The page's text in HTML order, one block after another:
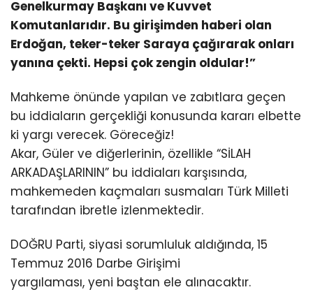
Genelkurmay Başkanı ve Kuvvet
Komutanlarıdır. Bu girişimden haberi olan
Erdoğan, teker-teker Saraya çağırarak onları
yanına çekti. Hepsi çok zengin oldular!”
Mahkeme önünde yapılan ve zabıtlara geçen
bu iddiaların gerçekliği konusunda kararı elbette
ki yargı verecek. Göreceğiz!
Akar, Güler ve diğerlerinin, özellikle “SİLAH
ARKADAŞLARININ” bu iddiaları karşısında,
mahkemeden kaçmaları susmaları Türk Milleti
tarafından ibretle izlenmektedir.
DOĞRU Parti, siyasi sorumluluk aldığında, 15
Temmuz 2016 Darbe Girişimi
yargılaması, yeni baştan ele alınacaktır.